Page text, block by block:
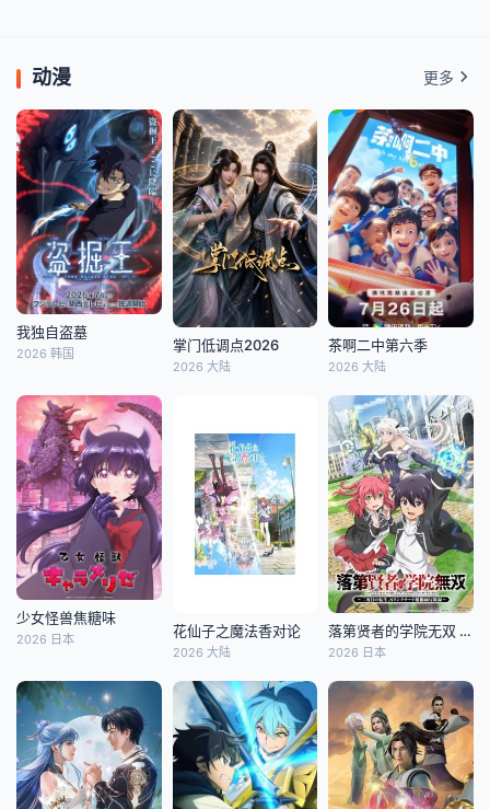
动漫 更多
我独自盗墓
2026 韩国
掌门低调点2026
2026 大陆
茶啊二中第六季
2026 大陆
少女怪兽焦糖味
2026 日本
花仙子之魔法香对论
2026 大陆
落第贤者的学院无双 第二回转生，S等级作弊魔术师冒险记
2026 日本